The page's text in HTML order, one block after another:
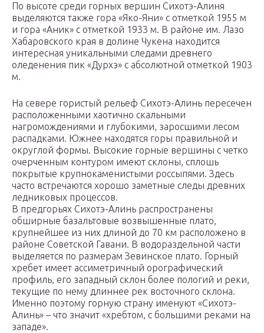
По высоте среди горных вершин Сихотэ-Алиня
выделяются также гора «Яко-Яни» с отметкой 1955 м
и гора «Аник» с отметкой 1933 м. В районе им. Лазо
Хабаровского края в долине Чукена находится
интересная уникальными следами древнего
оледенения пик «Дурхэ» с абсолютной отметкой 1903
м.
На севере гористый рельеф Сихотэ-Алинь пересечен
расположенными хаотично скальными
нагромождениями и глубокими, заросшими лесом
распадками. Южнее находятся горы правильной и
округлой формы. Высокие горные вершины с четко
очерченным контуром имеют склоны, сплошь
покрытые крупнокаменистыми россыпями. Здесь
часто встречаются хорошо заметные следы древних
ледниковых процессов.
В предгорьях Сихотэ-Алинь распространены
обширные базальтовые возвышенные плато,
крупнейшее из них длиной до 70 км расположено в
районе Советской Гавани. В водораздельной части
выделяется по размерам Зевинское плато. Горный
хребет имеет ассиметричный орографический
профиль, его западный склон более пологий и реки,
текущие по нему длиннее рек восточного склона.
Именно поэтому горную страну именуют «Сихотэ-
Алинь» – что значит «хребтом, с большими реками на
западе».